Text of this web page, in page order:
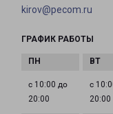
kirov@pecom.ru
ГРАФИК РАБОТЫ
с 10:00 до
20:00
с
20:00